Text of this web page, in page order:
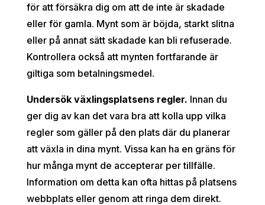
för att försäkra dig om att de inte är skadade
eller för gamla. Mynt som är böjda, starkt slitna
eller på annat sätt skadade kan bli refuserade.
Kontrollera också att mynten fortfarande är
giltiga som betalningsmedel.
Undersök växlingsplatsens regler. Innan du
ger dig av kan det vara bra att kolla upp vilka
regler som gäller på den plats där du planerar
att växla in dina mynt. Vissa kan ha en gräns för
hur många mynt de accepterar per tillfälle.
Information om detta kan ofta hittas på platsens
webbplats eller genom att ringa dem direkt.